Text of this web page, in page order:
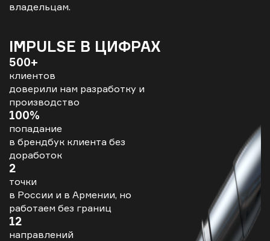
владельцам.
IMPULSE В ЦИФРАХ
500+
клиентов
доверили нам разработку и
производство
100%
попадание
в брендбук клиента без
доработок
2
точки
в России и в Армении, но
работаем без границ
12
направлений